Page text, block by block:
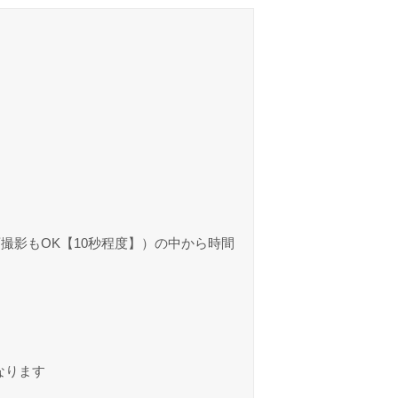
影もOK【10秒程度】）の中から時間
ります